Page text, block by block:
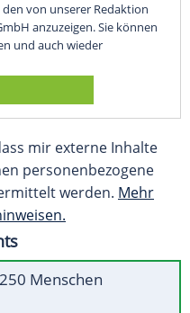
von unserer Redaktion
anzuzeigen. Sie können
und auch wieder
mir externe Inhalte
personenbezogene
werden. Mehr
Menschen